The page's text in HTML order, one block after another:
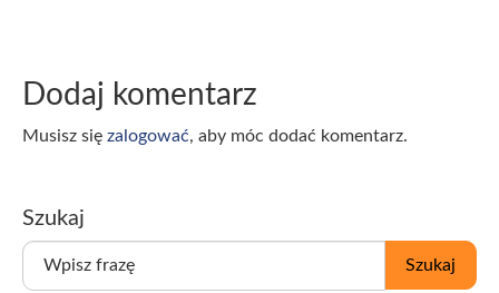
Dodaj komentarz
Musisz się zalogować, aby móc dodać komentarz.
Szukaj
W
Szukaj